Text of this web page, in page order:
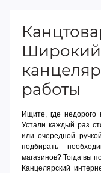
работы
Ищите, где
Устали каждый раз
или очередной
подбирать
магазинов? Тогда вы
Канцелярский